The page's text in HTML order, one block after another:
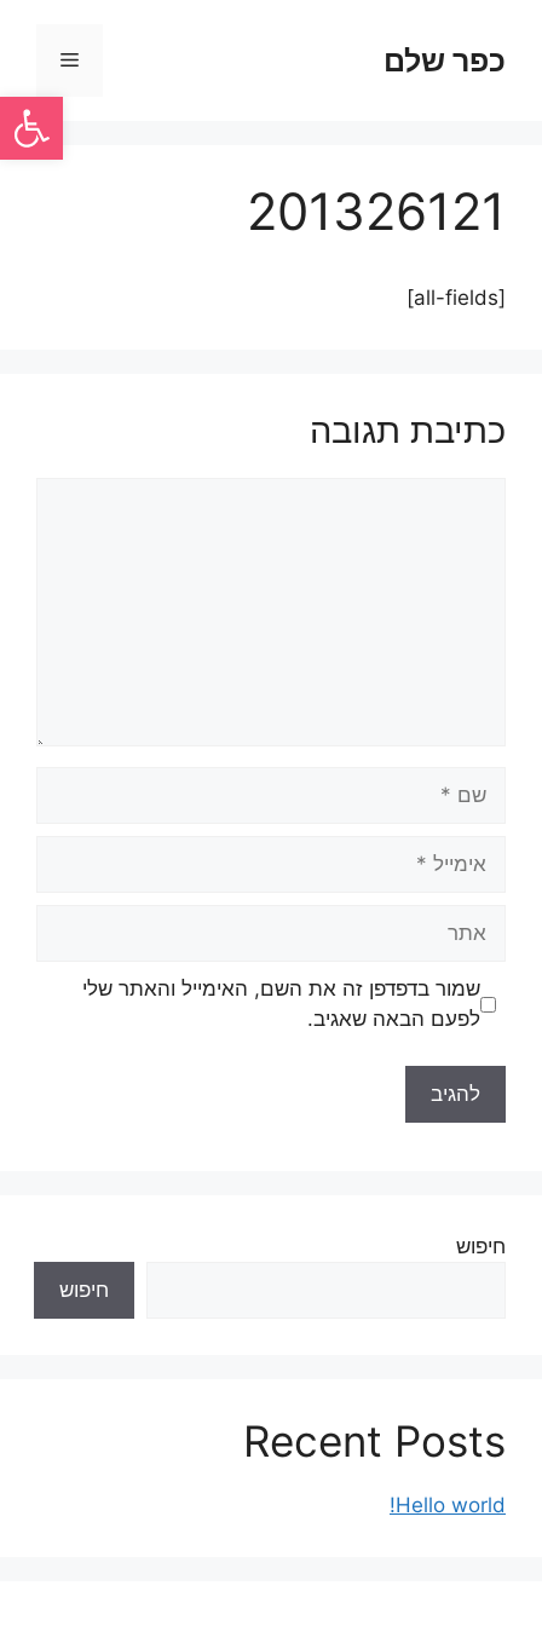
פתח
כפר שלם
201326121
[all-fields]
כתיבת תגובה
שמור בדפדפן זה את השם, האימייל והאתר שלי
לפעם הבאה שאגיב.
חיפוש
חיפוש
Recent Posts
Hello world!